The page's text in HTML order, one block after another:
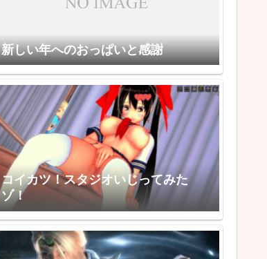
新しい年へのおっぱいと感謝
コイカツ！スタジオいじってみた
ゾ！